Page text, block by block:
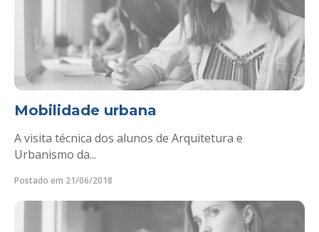
Mobilidade urbana
A visita técnica dos alunos de Arquitetura e
Urbanismo da...
Postado em 21/06/2018